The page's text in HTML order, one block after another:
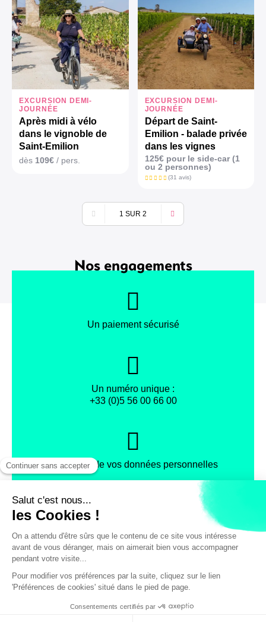
EXCURSION DEMI-
JOURNÉE
Après midi à vélo
dans le vignoble de
Saint-Emilion
dès 109€ / pers.
EXCURSION DEMI-
JOURNÉE
Départ de Saint-
Emilion - balade privée
dans les vignes
125€ pour le side-car (1
ou 2 personnes)
(31 avis)
Précédent
1 SUR 2
Suivant
Nos engagements
Un paiement sécurisé
Un numéro unique :
+33 (0)5 56 00 66 00
Protection de vos données personnelles
Mentions légales
Conditions générales de vente